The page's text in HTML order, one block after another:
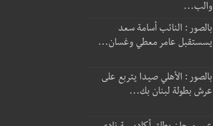
والب...
بالصور : النائب أسامة سعد
يسستقبل عامر معطي وغسان...
بالصور : الأهلي صيدا يتربع على
عرش بطولة لبنان بك...